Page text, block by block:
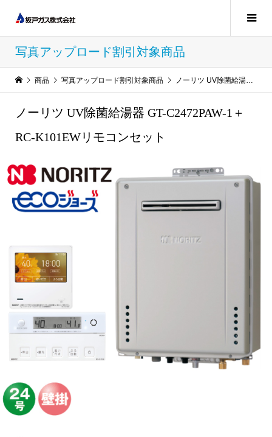
写真アップロード割引対象商品
商品 写真アップロード割引対象商品 ノーリツ UV除菌給湯器 GT-C2472PAW-1＋RC-K101EWリモコンセット
ノーリツ UV除菌給湯器 GT-C2472PAW-1＋
RC-K101EWリモコンセット